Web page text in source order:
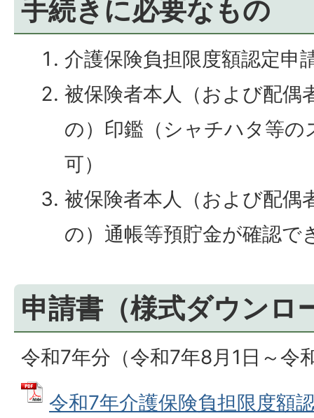
手続きに必要なもの
介護保険負担限度額認定申
被保険者本人（および配偶
の）印鑑（シャチハタ等
可）
被保険者本人（および配偶
の）通帳等預貯金が確認で
申請書（様式ダウンロ
令和7年分（令和7年8月1日～令
令和7年介護保険負担限度額